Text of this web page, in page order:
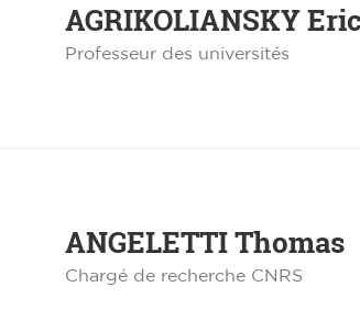
AGRIKOLIANSKYEric
Professeur des universités
ANGELETTIThomas
Chargé de recherche CNRS